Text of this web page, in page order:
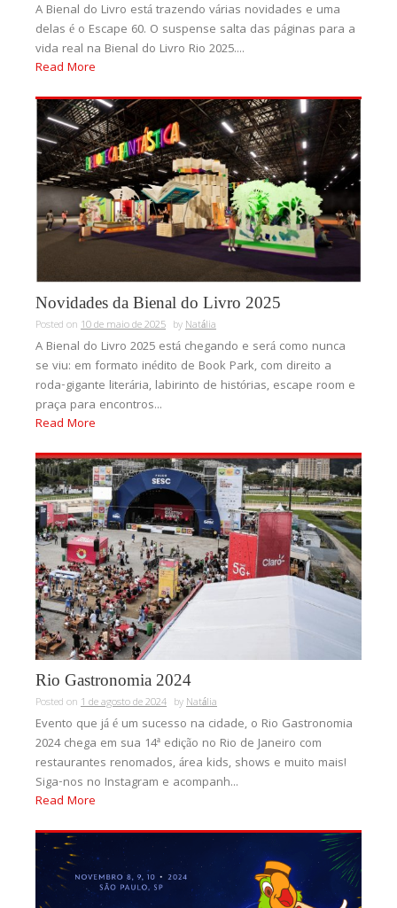
A Bienal do Livro está trazendo várias novidades e uma
delas é o Escape 60. O suspense salta das páginas para a
vida real na Bienal do Livro Rio 2025....
Read More
Novidades da Bienal do Livro 2025
Posted on 10 de maio de 2025 byNatália
A Bienal do Livro 2025 está chegando e será como nunca
se viu: em formato inédito de Book Park, com direito a
roda-gigante literária, labirinto de histórias, escape room e
praça para encontros...
Read More
Rio Gastronomia 2024
Posted on 1 de agosto de 2024 byNatália
Evento que já é um sucesso na cidade, o Rio Gastronomia
2024 chega em sua 14ª edição no Rio de Janeiro com
restaurantes renomados, área kids, shows e muito mais!
Siga-nos no Instagram e acompanh...
Read More